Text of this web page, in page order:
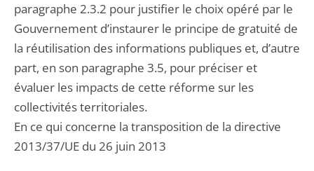
paragraphe 2.3.2 pour justifier le choix opéré par le
Gouvernement d’instaurer le principe de gratuité de
la réutilisation des informations publiques et, d’autre
part, en son paragraphe 3.5, pour préciser et
évaluer les impacts de cette réforme sur les
collectivités territoriales.
En ce qui concerne la transposition de la directive
2013/37/UE du 26 juin 2013